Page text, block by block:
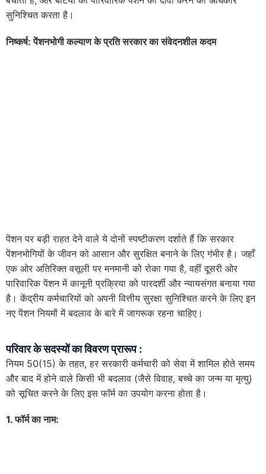
सुनिश्चित करता है।
निष्कर्ष: पेंशनभोगी कल्याण के प्रति सरकार का संवेदनशील कदम
पेंशन पर बड़ी राहत देने वाले ये दोनों स्पष्टीकरण दर्शाते हैं कि सरकार
पेंशनभोगियों के जीवन को आसान और सुरक्षित बनाने के लिए गंभीर है। जहाँ
एक ओर अतिरिक्त वसूली पर मनमानी को रोका गया है, वहीं दूसरी ओर
पारिवारिक पेंशन में कानूनी प्रक्रिया को पारदर्शी और न्यायसंगत बनाया गया
है। केंद्रीय कर्मचारियों को अपनी वित्तीय सुरक्षा सुनिश्चित करने के लिए इन
नए पेंशन नियमों में बदलाव के बारे में जागरूक रहना चाहिए।
परिवार के सदस्यों का विवरण प्रारूप :
नियम 50(15) के तहत, हर सरकारी कर्मचारी को सेवा में शामिल होते समय
और बाद में होने वाले किसी भी बदलाव (जैसे विवाह, बच्चे का जन्म या मृत्यु)
को सूचित करने के लिए इस फॉर्म का उपयोग करना होता है।
1. फॉर्म का नाम: